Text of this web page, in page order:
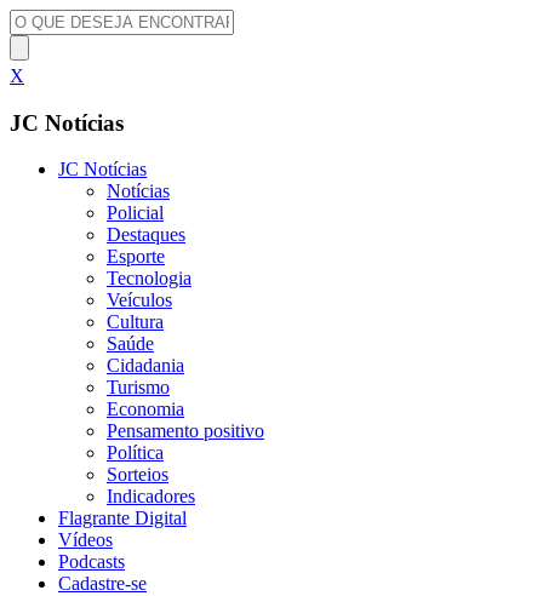
X
JC Notícias
JC Notícias
Notícias
Policial
Destaques
Esporte
Tecnologia
Veículos
Cultura
Saúde
Cidadania
Turismo
Economia
Pensamento positivo
Política
Sorteios
Indicadores
Flagrante Digital
Vídeos
Podcasts
Cadastre-se